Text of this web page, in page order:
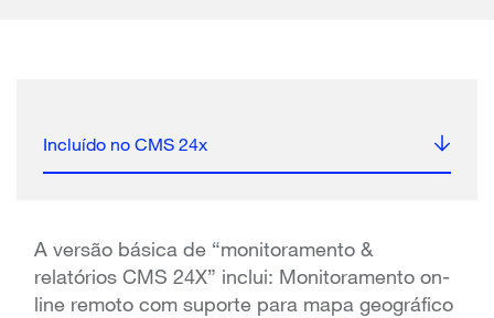
Incluído no CMS 24x
A versão básica de “monitoramento &
relatórios CMS 24X” inclui: Monitoramento on-
line remoto com suporte para mapa geográfico